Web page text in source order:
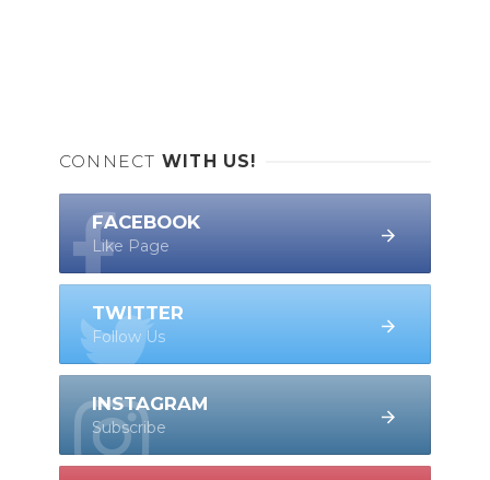
CONNECT WITH US!
FACEBOOK
Like Page
TWITTER
Follow Us
INSTAGRAM
Subscribe